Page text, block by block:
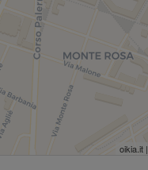
oikia.it